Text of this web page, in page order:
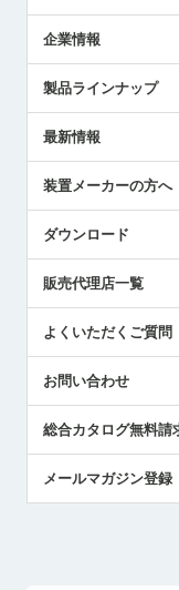
企業情報
ごあいさつ
受賞履歴
採用情報
国/地域/言語
製品ラインナップ
ツールセッタ製品
エアマイクロセンサ製
最新情報
メトロールの技術
社員ブログ
中小企業のBCP地震対
センサのテクニカルガ
社長ブログ
装置メーカーの方へ
ダウンロード
販売代理店一覧
よくいただくご質問
お問い合わせ
総合カタログ無料請
メールマガジン登録